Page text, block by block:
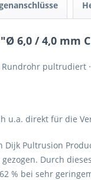
/ 4,0 mm
pultrudiert
u.a. direkt für die
Dijk Pultrusion
Durch
% bei sehr